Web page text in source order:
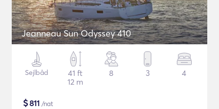
Jeanneau Sun Odyssey 410
Sejlbåd
41 ft
12 m
8 3 4
$811 /nat